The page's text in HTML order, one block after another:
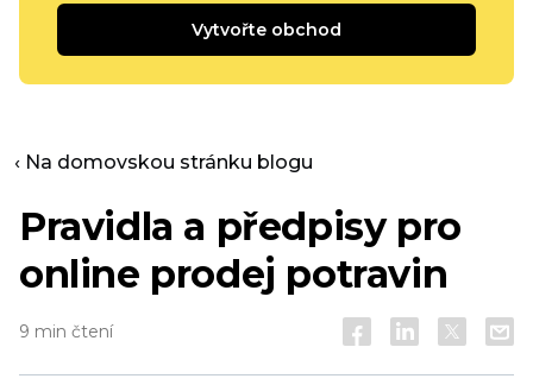
Vytvořte obchod
‹ Na domovskou stránku blogu
Pravidla a předpisy pro
online prodej potravin
9 min čtení